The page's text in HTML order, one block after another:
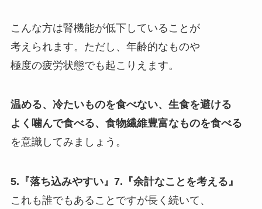
こんな方は腎機能が低下していることが
考えられます。ただし、年齢的なものや
極度の疲労状態でも起こりえます。
温める、冷たいものを食べない、生食を避ける
よく噛んで食べる、食物繊維豊富なものを食べる
を意識してみましょう。
5.『落ち込みやすい』7.『余計なことを考える』
これも誰でもあることですが長く続いて、